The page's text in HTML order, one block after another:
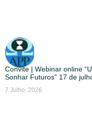
Convite | Webinar online
Sonhar Futuros” 17 de
7 Julho, 2026